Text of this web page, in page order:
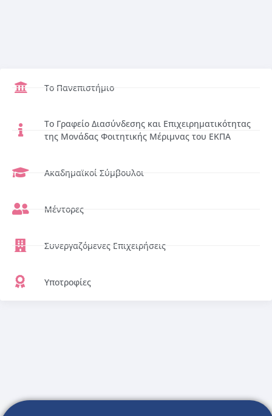
Το Πανεπιστήμιο
Το Γραφείο Διασύνδεσης και Επιχειρηματικότητας
της Μονάδας Φοιτητικής Μέριμνας του ΕΚΠΑ
Ακαδημαϊκοί Σύμβουλοι
Μέντορες
Συνεργαζόμενες Επιχειρήσεις
Υποτροφίες